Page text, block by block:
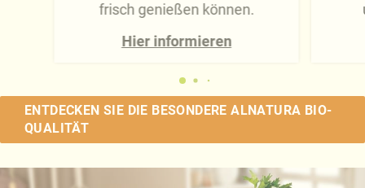
frisch genießen können.
Hier informieren
ENTDECKEN SIE DIE BESONDERE ALNATURA BIO-
QUALITÄT